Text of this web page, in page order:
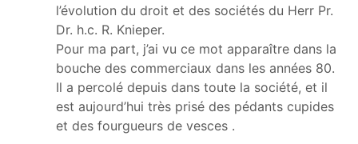
l’évolution du droit et des sociétés du Herr Pr.
Dr. h.c. R. Knieper.
Pour ma part, j’ai vu ce mot apparaître dans la
bouche des commerciaux dans les années 80.
Il a percolé depuis dans toute la société, et il
est aujourd’hui très prisé des pédants cupides
et des fourgueurs de vesces .